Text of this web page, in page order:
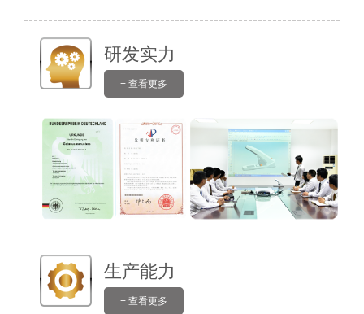
研发实力
+ 查看更多
生产能力
+ 查看更多